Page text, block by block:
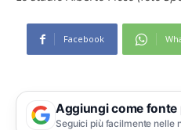
Facebook
Aggiungi come fonte
Seguici più facilmente nelle